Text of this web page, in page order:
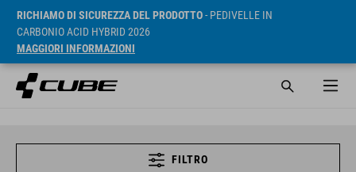
RICHIAMO DI SICUREZZA DEL PRODOTTO- PEDIVELLE IN
CARBONIO ACID HYBRID 2026
MAGGIORI INFORMAZIONI
FILTRO